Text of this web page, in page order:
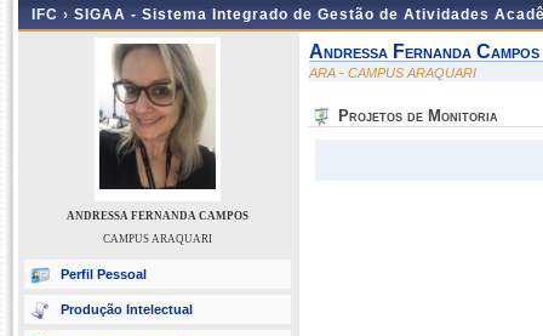
IFC › SIGAA - Sistema Integrado de Gestão de Atividades
ANDRESSA FERNANDA CAMPOS
CAMPUS ARAQUARI
Perfil Pessoal
Produção Intelectual
Andressa Fernanda Campos
ARA - CAMPUS ARAQUARI
Projetos de Monitoria